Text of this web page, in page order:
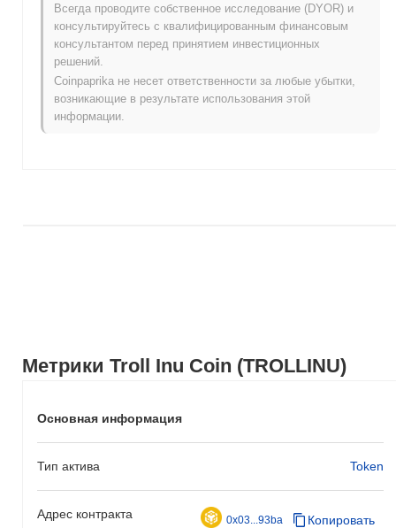
Метрики Troll Inu Coin (TROLLINU)
Основная информация
Тип актива Token
Адрес контракта 0x03...93ba Копировать
Как Troll Inu Coin работает по сравнению с
более широким криптовалютным рынком?
За последние 7 дней Troll Inu Coin вырос на
общий криптовалютный рынок который показал снижение на
. Это указывает на сильную производительность
ценового движения TROLLINU относительно более широкого
рыночного импульса.
Всегда проводите собственное исследование (DYOR) и
консультируйтесь с квалифицированным финансовым
консультантом перед принятием инвестиционных
решений.
Coinpaprika не несет ответственности за любые убытки,
возникающие в результате использования этой
информации.